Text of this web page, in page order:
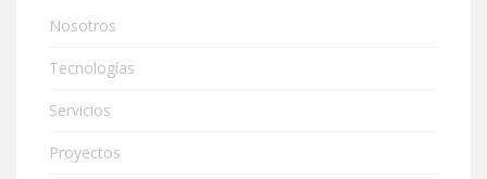
Nosotros
Tecnologías
Servicios
Proyectos